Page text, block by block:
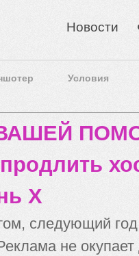
Новости
Условия
X
следующий
не